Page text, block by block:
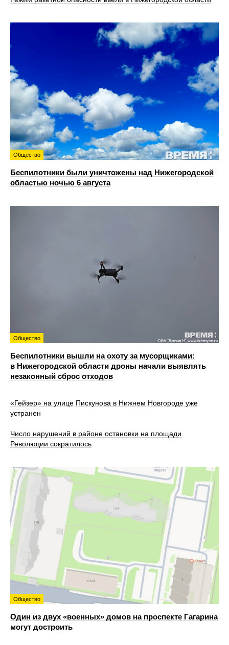
Общество
Беспилотники были уничтожены над Нижегородской
областью ночью 6 августа
Общество
Беспилотники вышли на охоту за мусорщиками:
в Нижегородской области дроны начали выявлять
незаконный сброс отходов
«Гейзер» на улице Пискунова в Нижнем Новгороде уже
устранен
Число нарушений в районе остановки на площади
Революции сократилось
Общество
Один из двух «военных» домов на проспекте Гагарина
могут достроить